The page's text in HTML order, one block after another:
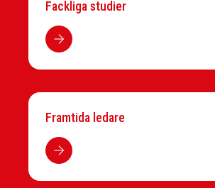
Fackliga studier
Framtida ledare